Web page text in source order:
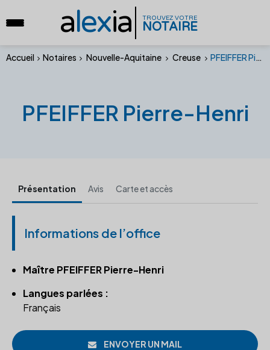
alexia TROUVEZ VOTRE
NOTAIRE
Accueil Notaires Nouvelle-Aquitaine Creuse PFEIFFER Pierre-Henri
PFEIFFER Pierre-Henri
Présentation Avis Carte et accès
Informations de l’office
Maître PFEIFFER Pierre-Henri
Langues parlées :
Français
ENVOYER UN MAIL